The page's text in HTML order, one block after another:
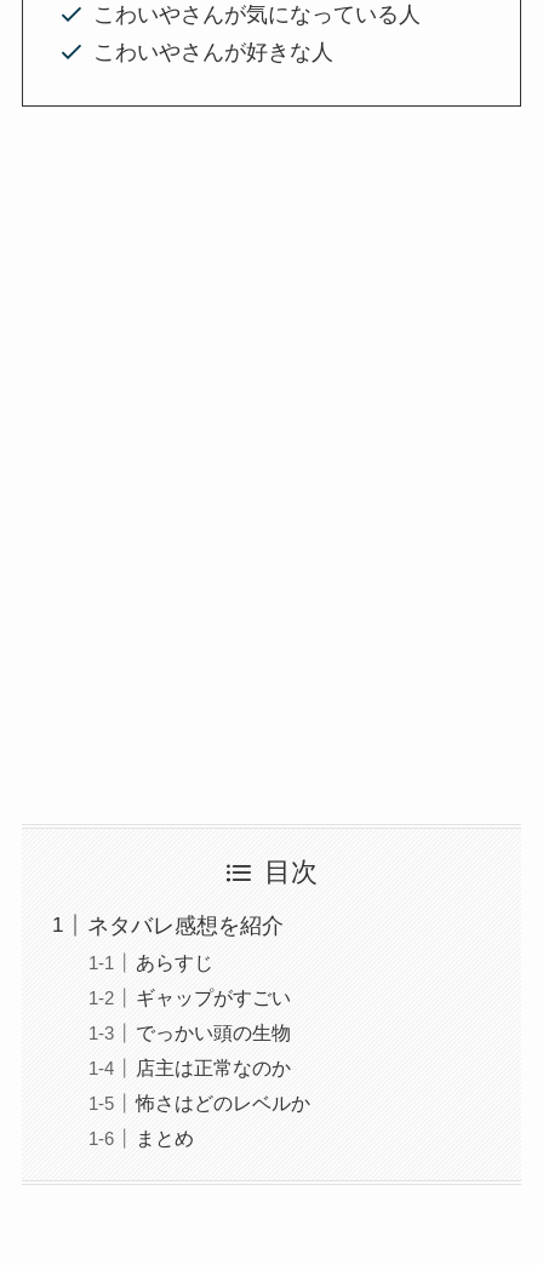
こわいやさんが気になっている人
こわいやさんが好きな人
目次
ネタバレ感想を紹介
あらすじ
ギャップがすごい
でっかい頭の生物
店主は正常なのか
怖さはどのレベルか
まとめ